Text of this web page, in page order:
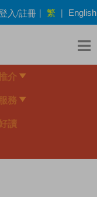
入/註冊 | 繁 | English
介
務
讀